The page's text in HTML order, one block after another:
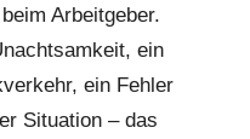
Arbeitgeber.
ein
ein Fehler
Situation – das